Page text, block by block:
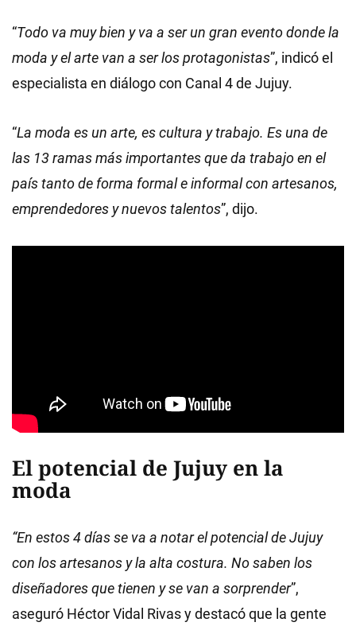
“Todo va muy bien y va a ser un gran evento donde la
moda y el arte van a ser los protagonistas”, indicó el
especialista en diálogo con Canal 4 de Jujuy.
“La moda es un arte, es cultura y trabajo. Es una de
las 13 ramas más importantes que da trabajo en el
país tanto de forma formal e informal con artesanos,
emprendedores y nuevos talentos”, dijo.
El potencial de Jujuy en la
moda
“En estos 4 días se va a notar el potencial de Jujuy
con los artesanos y la alta costura. No saben los
diseñadores que tienen y se van a sorprender”,
aseguró Héctor Vidal Rivas y destacó que la gente